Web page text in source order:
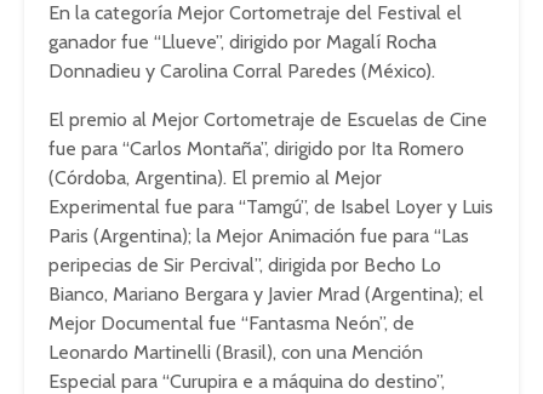
En la categoría Mejor Cortometraje del Festival el
ganador fue “Llueve”, dirigido por Magalí Rocha
Donnadieu y Carolina Corral Paredes (México).
El premio al Mejor Cortometraje de Escuelas de Cine
fue para “Carlos Montaña”, dirigido por Ita Romero
(Córdoba, Argentina). El premio al Mejor
Experimental fue para “Tamgú”, de Isabel Loyer y Luis
Paris (Argentina); la Mejor Animación fue para “Las
peripecias de Sir Percival”, dirigida por Becho Lo
Bianco, Mariano Bergara y Javier Mrad (Argentina); el
Mejor Documental fue “Fantasma Neón”, de
Leonardo Martinelli (Brasil), con una Mención
Especial para “Curupira e a máquina do destino”,